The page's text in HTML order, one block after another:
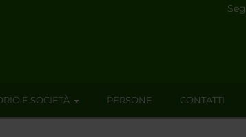
E SOCIETÀ PERSONE CONTATTI